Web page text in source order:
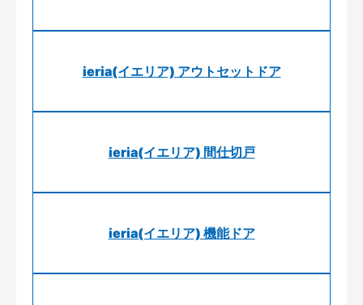
ieria(イエリア) アウトセットドア
ieria(イエリア) 間仕切戸
ieria(イエリア) 機能ドア